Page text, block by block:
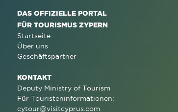
DAS OFFIZIELLE PORTAL
FÜR TOURISMUS ZYPERN
Startseite
Über uns
Geschäftspartner
KONTAKT
Deputy Ministry of Tourism
Für Touristeninformationen:
cytour@visitcyprus.com